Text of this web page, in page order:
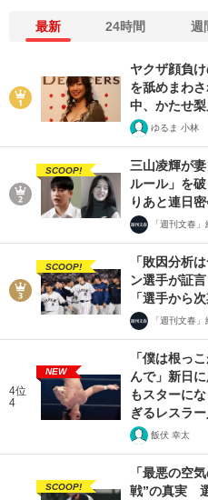
最新 24時間 週
ヤクザ顔負
を舐めまわ
中、かたせ
ゆるま 小林
SCOOP!
三山凌輝が
ルール」を
りあと連日
「週刊文春
SCOOP!
「敗因分析
ン選手が証
「選手から
「週刊文春
4位
4
NEW
「僕は根っ
んで」新日
もスターに
ぎるレスラー
飯伏 幸太
SCOOP!
「最悪の空
戦”の真実